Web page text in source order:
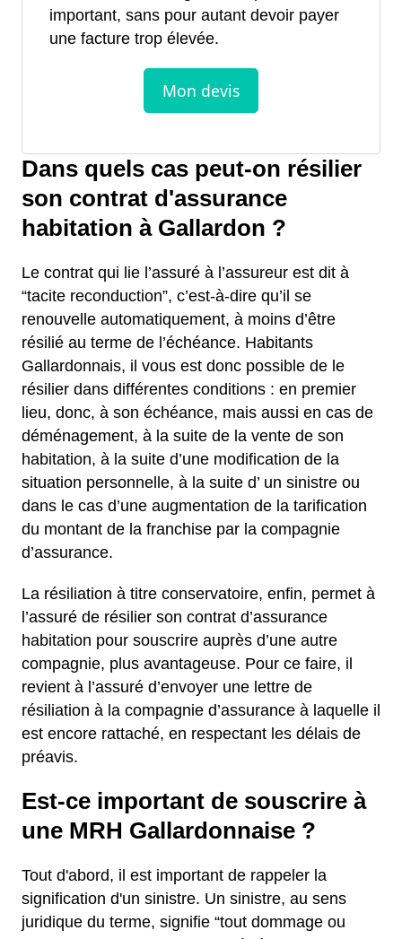
important, sans pour autant devoir payer
une facture trop élevée.
Dans quels cas peut-on résilier
son contrat d'assurance
habitation à Gallardon ?
Le contrat qui lie l’assuré à l’assureur est dit à
“tacite reconduction”, c’est-à-dire qu’il se
renouvelle automatiquement, à moins d’être
résilié au terme de l’échéance. Habitants
Gallardonnais, il vous est donc possible de le
résilier dans différentes conditions : en premier
lieu, donc, à son échéance, mais aussi en cas de
déménagement, à la suite de la vente de son
habitation, à la suite d’une modification de la
situation personnelle, à la suite d’ un sinistre ou
dans le cas d’une augmentation de la tarification
du montant de la franchise par la compagnie
d’assurance.
La résiliation à titre conservatoire, enfin, permet à
l’assuré de résilier son contrat d’assurance
habitation pour souscrire auprès d’une autre
compagnie, plus avantageuse. Pour ce faire, il
revient à l’assuré d’envoyer une lettre de
résiliation à la compagnie d’assurance à laquelle il
est encore rattaché, en respectant les délais de
préavis.
Est-ce important de souscrire à
une MRH Gallardonnaise ?
Tout d'abord, il est important de rappeler la
signification d'un sinistre. Un sinistre, au sens
juridique du terme, signifie “tout dommage ou